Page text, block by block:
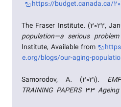
https://budget.canada.ca/
The Fraser Institute. (2022,
population—a serious
Institute, Available from
e.org/blogs/our-aging-
Samorodov, A. (2021).
TRAINING PAPERS 33